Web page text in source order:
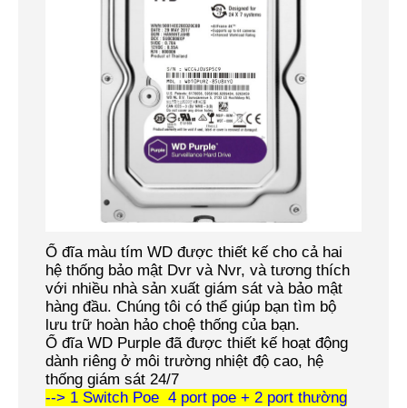
Ổ đĩa màu tím WD được thiết kế cho cả hai
hệ thống bảo mật Dvr và Nvr, và tương thích
với nhiều nhà sản xuất giám sát và bảo mật
hàng đầu. Chúng tôi có thể giúp bạn tìm bộ
lưu trữ hoàn hảo choệ thống của bạn.
Ổ đĩa WD Purple đã được thiết kế hoạt động
dành riêng ở môi trường nhiệt độ cao, hệ
thống giám sát 24/7
--> 1 Switch Poe 4 port poe + 2 port thường